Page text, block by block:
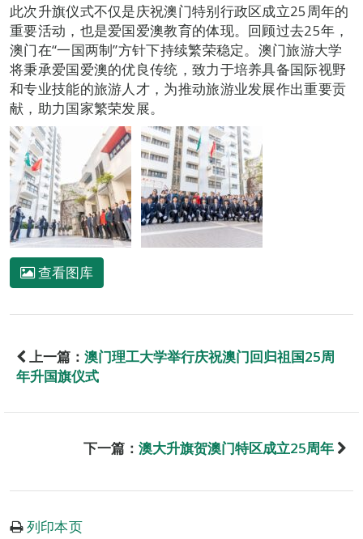
此次升旗仪式不仅是庆祝澳门特别行政区成立25周年的
重要活动，也是爱国爱澳教育的体现。回顾过去25年，
澳门在“一国两制”方针下持续繁荣稳定。澳门旅游大学
将秉承爱国爱澳的优良传统，致力于培养具备国际视野
和专业技能的旅游人才，为推动旅游业发展作出重要贡
献，助力国家繁荣发展。
查看图库
上一篇： 澳门理工大学举行庆祝澳门回归祖国25周
年升国旗仪式
下一篇： 澳大升旗贺澳门特区成立25周年
列印本页